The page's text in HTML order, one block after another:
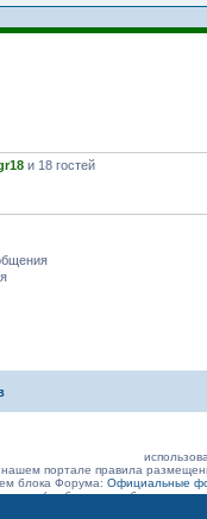
и 18 гостей
портале правила
блока Форума: Официальные
(а объявление было